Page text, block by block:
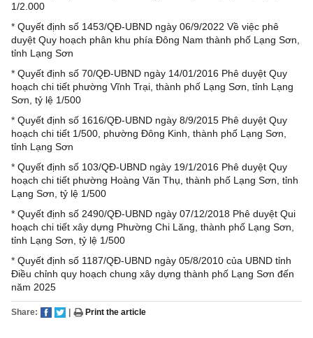
1/2.000
* Quyết định số 1453/QĐ-UBND ngày 06/9/2022 Về việc phê
duyệt Quy hoạch phân khu phía Đông Nam thành phố Lạng Sơn,
tỉnh Lạng Sơn
* Quyết định số 70/QĐ-UBND ngày 14/01/2016 Phê duyệt Quy
hoạch chi tiết phường Vĩnh Trại, thành phố Lạng Sơn, tỉnh Lạng
Sơn, tỷ lệ 1/500
* Quyết định số 1616/QĐ-UBND ngày 8/9/2015 Phê duyệt Quy
hoạch chi tiết 1/500, phường Đông Kinh, thành phố Lạng Sơn,
tỉnh Lạng Sơn
* Quyết định số 103/QĐ-UBND ngày 19/1/2016 Phê duyệt Quy
hoạch chi tiết phường Hoàng Văn Thụ, thành phố Lạng Sơn, tỉnh
Lạng Sơn, tỷ lệ 1/500
* Quyết định số 2490/QĐ-UBND ngày 07/12/2018 Phê duyệt Qui
hoạch chi tiết xây dựng Phường Chi Lăng, thành phố Lạng Sơn,
tỉnh Lạng Sơn, tỷ lệ 1/500
* Quyết định số 1187/QĐ-UBND ngày 05/8/2010 của UBND tỉnh
Điều chỉnh quy hoạch chung xây dựng thành phố Lạng Sơn đến
năm 2025
Share: Print the article